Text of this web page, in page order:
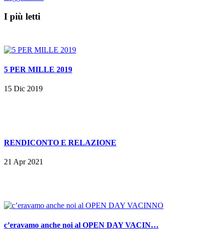
I più letti
5 PER MILLE 2019
15 Dic 2019
RENDICONTO E RELAZIONE
21 Apr 2021
c’eravamo anche noi al OPEN DAY VACIN…